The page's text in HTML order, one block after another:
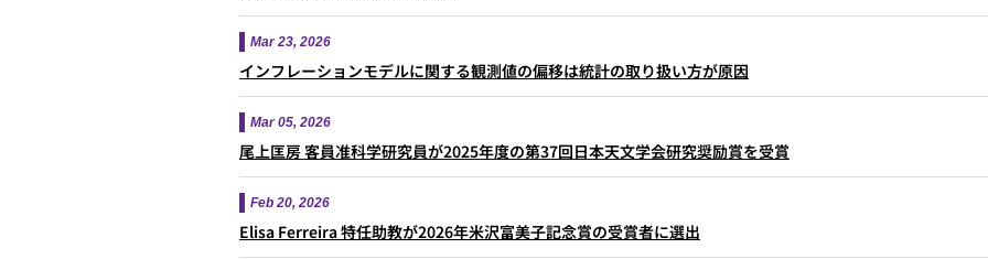
Mar 23, 2026
インフレーションモデルに関する観測値の偏移は統計の取り扱い方が原因
Mar 05, 2026
尾上匡房 客員准科学研究員が2025年度の第37回⽇本天⽂学会研究奨励賞を受賞
Feb 20, 2026
Elisa Ferreira 特任助教が2026年米沢富美子記念賞の受賞者に選出